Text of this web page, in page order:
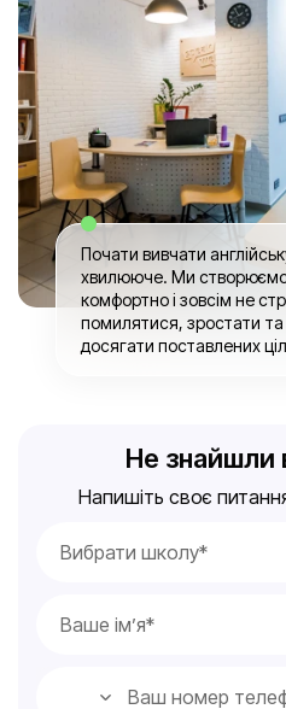
Почати вивчати
хвилююче. Ми
комфортно і зовсім не
помилятися, зростати та
досягати поставлених
Не знайшли
Напишіть своє